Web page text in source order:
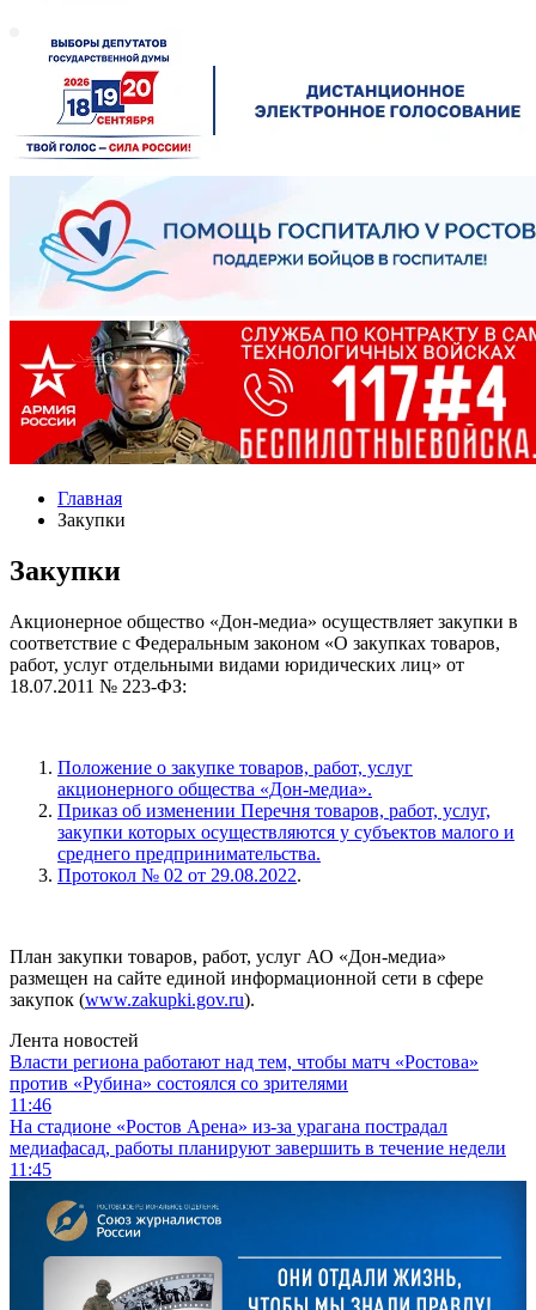
Главная
Закупки
Закупки
Акционерное общество «Дон-медиа» осуществляет закупки в
соответствие с Федеральным законом «О закупках товаров,
работ, услуг отдельными видами юридических лиц» от
18.07.2011 № 223-ФЗ:
Положение о закупке товаров, работ, услуг
акционерного общества «Дон-медиа».
Приказ об изменении Перечня товаров, работ, услуг,
закупки которых осуществляются у субъектов малого и
среднего предпринимательства.
Протокол № 02 от 29.08.2022.
План закупки товаров, работ, услуг АО «Дон-медиа»
размещен на сайте единой информационной сети в сфере
закупок (www.zakupki.gov.ru).
Лента новостей
Власти региона работают над тем, чтобы матч «Ростова»
против «Рубина» состоялся со зрителями
11:46
На стадионе «Ростов Арена» из-за урагана пострадал
медиафасад, работы планируют завершить в течение недели
11:45